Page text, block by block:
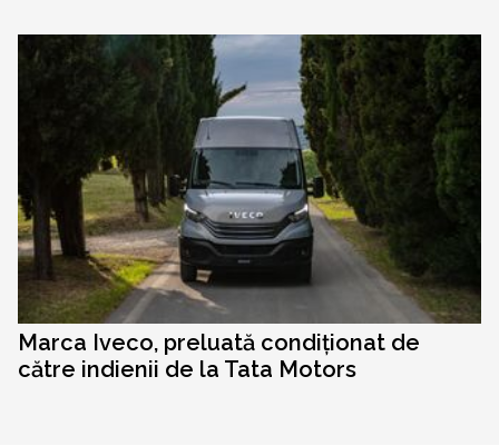
Marca Iveco, preluată condiționat de
către indienii de la Tata Motors